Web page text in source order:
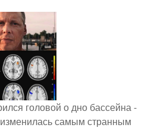
головой о дно бассейна -
изменилась самым странным